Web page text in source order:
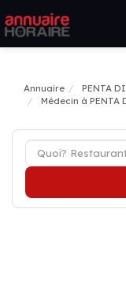
Annuaire PENTA
Médecin à PENTA